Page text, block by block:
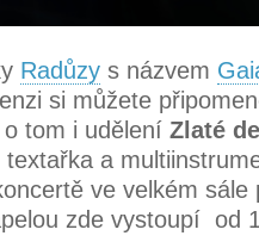
Radůzy s názvem
si můžete
tom i udělení Zlaté
a
ve velkém
zde vystoupí od